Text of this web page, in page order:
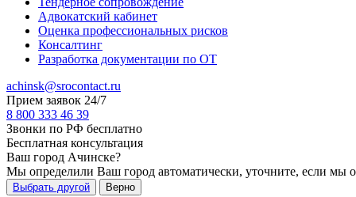
Адвокатский кабинет
Оценка профессиональных рисков
Консалтинг
Разработка документации по ОТ
achinsk@srocontact.ru
Прием заявок 24/7
8 800 333 46 39
Звонки по РФ бесплатно
Бесплатная консультация
Ваш город Ачинске?
Мы определили Ваш город автоматически, уточните, если мы
Выбрать другой Верно